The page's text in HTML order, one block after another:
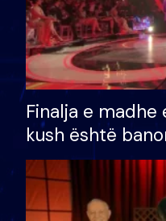
Finalja e madhe
kush është
shtëpinë dhe
të fituar çmimin